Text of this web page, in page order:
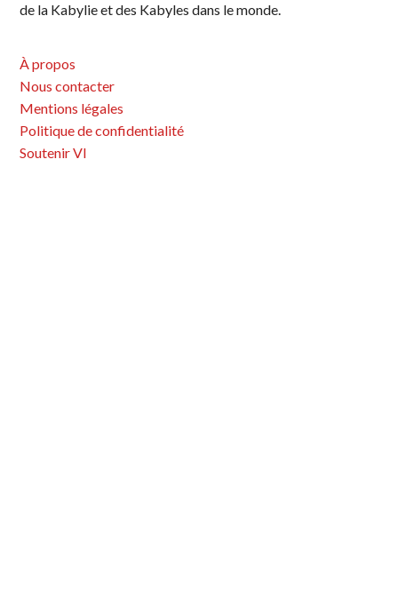
de la Kabylie et des Kabyles dans le monde.
À propos
Nous contacter
Mentions légales
Politique de confidentialité
Soutenir VI